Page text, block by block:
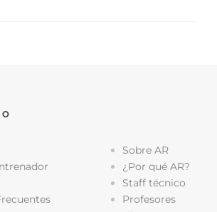
Sobre AR
¿Por qué AR?
Staff técnico
Profesores